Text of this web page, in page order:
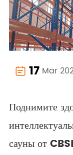
 17 Mar
Поднимите
сауны от